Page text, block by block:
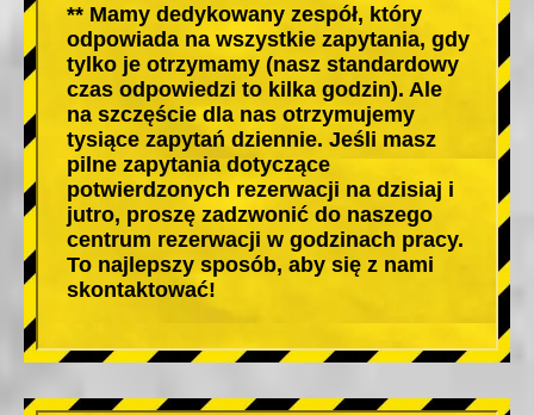
** Mamy dedykowany zespół, który
odpowiada na wszystkie zapytania, gdy
tylko je otrzymamy (nasz standardowy
czas odpowiedzi to kilka godzin). Ale
na szczęście dla nas otrzymujemy
tysiące zapytań dziennie. Jeśli masz
pilne zapytania dotyczące
potwierdzonych rezerwacji na dzisiaj i
jutro, proszę zadzwonić do naszego
centrum rezerwacji w godzinach pracy.
To najlepszy sposób, aby się z nami
skontaktować!